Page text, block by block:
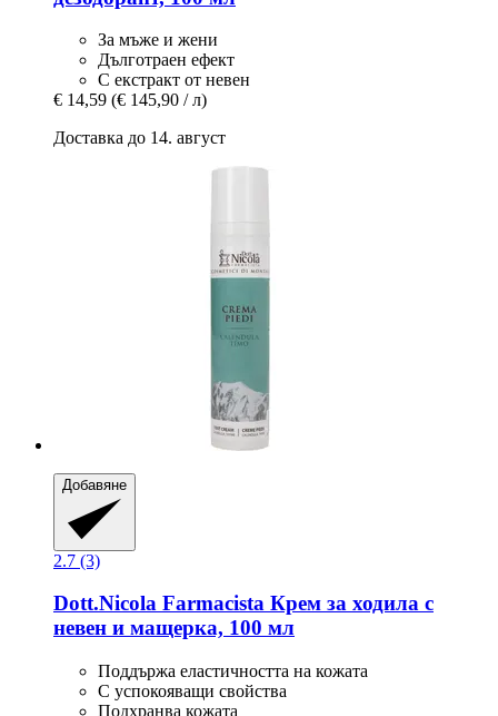
За мъже и жени
Дълготраен ефект
С екстракт от невен
€ 14,59 (€ 145,90 / л)
Доставка до 14. август
Добавяне
2.7 (3)
Dott.Nicola Farmacista Крем за ходила с
невен и мащерка, 100 мл
Поддържа еластичността на кожата
С успокояващи свойства
Подхранва кожата